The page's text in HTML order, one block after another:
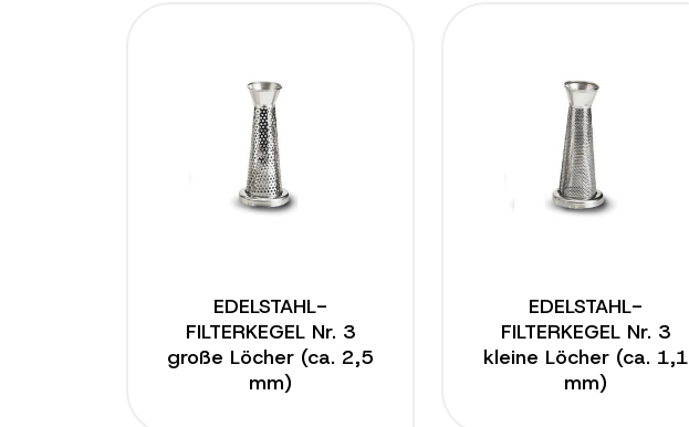
EDELSTAHL-
FILTERKEGEL Nr. 3
große Löcher (ca. 2,5
mm)
EDELSTAHL-
FILTERKEGEL Nr. 3
kleine Löcher (ca. 1,1
mm)